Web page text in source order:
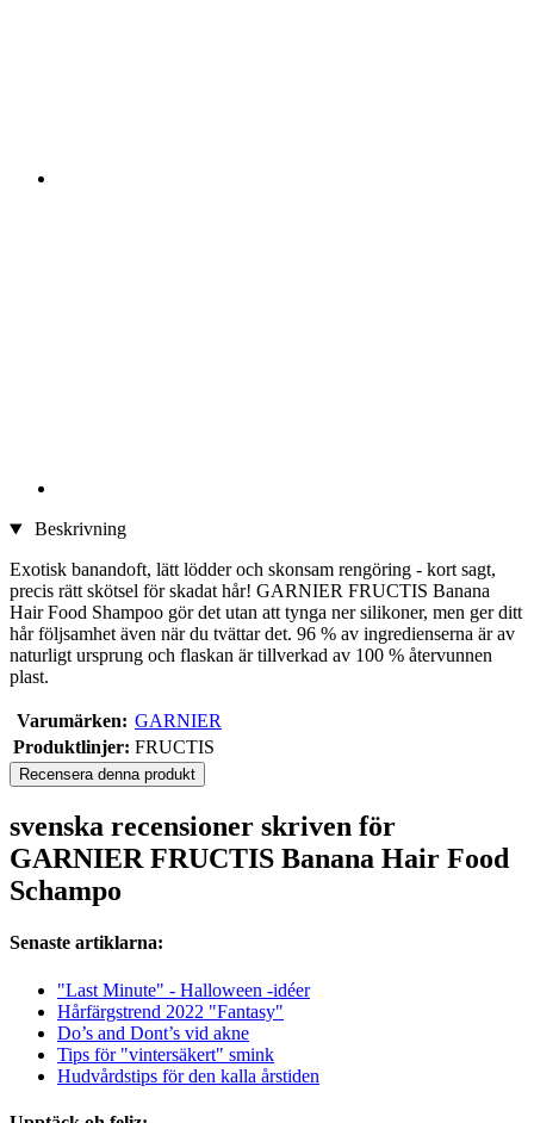
Beskrivning
Exotisk banandoft, lätt lödder och skonsam rengöring - kort sagt,
precis rätt skötsel för skadat hår! GARNIER FRUCTIS Banana
Hair Food Shampoo gör det utan att tynga ner silikoner, men ger ditt
hår följsamhet även när du tvättar det. 96 % av ingredienserna är av
naturligt ursprung och flaskan är tillverkad av 100 % återvunnen
plast.
Varumärken: GARNIER
Produktlinjer: FRUCTIS
Recensera denna produkt
svenska recensioner skriven för
GARNIER FRUCTIS Banana Hair Food
Schampo
Senaste artiklarna:
"Last Minute" - Halloween -idéer
Hårfärgstrend 2022 "Fantasy"
Do’s and Dont’s vid akne
Tips för "vintersäkert" smink
Hudvårdstips för den kalla årstiden